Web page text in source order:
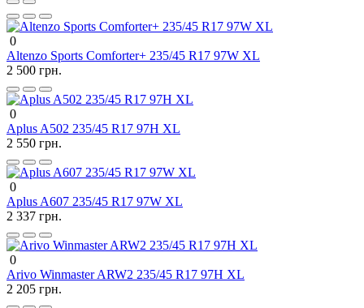
0
Altenzo Sports Comforter+ 235/45 R17 97W XL
2 500 грн.
0
Aplus A502 235/45 R17 97H XL
2 550 грн.
0
Aplus A607 235/45 R17 97W XL
2 337 грн.
0
Arivo Winmaster ARW2 235/45 R17 97H XL
2 205 грн.